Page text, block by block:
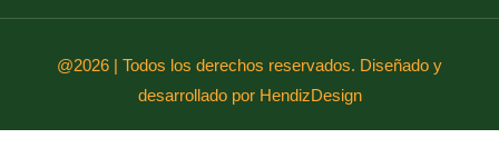
@2026 | Todos los derechos reservados. Diseñado y
desarrollado por HendizDesign